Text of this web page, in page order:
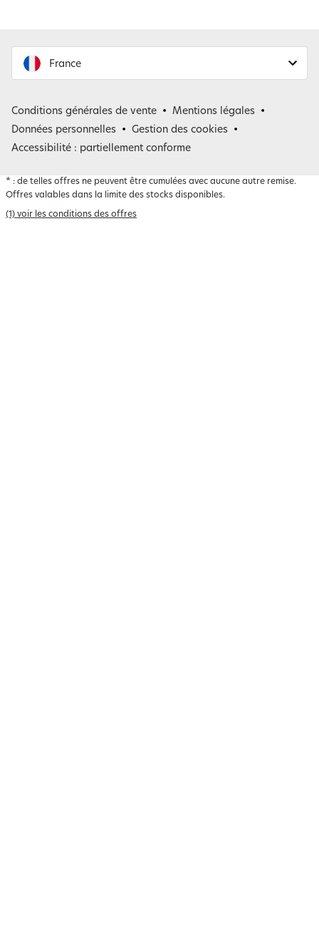
France
Belgique
Conditions générales de vente
Mentions légales
Données personnelles
Gestion des cookies
Accessibilité : partiellement conforme
* : de telles offres ne peuvent être cumulées avec aucune autre remise.
Offres valables dans la limite des stocks disponibles.
(1) voir les conditions des offres